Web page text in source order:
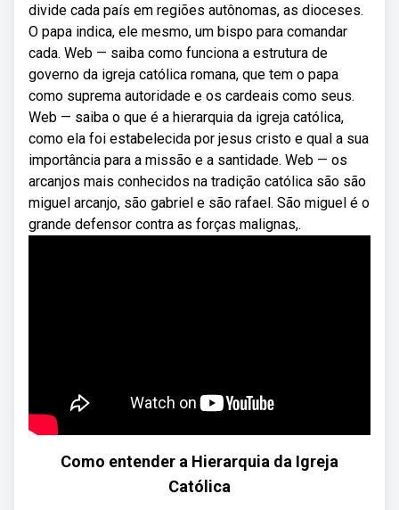
divide cada país em regiões autônomas, as dioceses.
O papa indica, ele mesmo, um bispo para comandar
cada. Web — saiba como funciona a estrutura de
governo da igreja católica romana, que tem o papa
como suprema autoridade e os cardeais como seus.
Web — saiba o que é a hierarquia da igreja católica,
como ela foi estabelecida por jesus cristo e qual a sua
importância para a missão e a santidade. Web — os
arcanjos mais conhecidos na tradição católica são são
miguel arcanjo, são gabriel e são rafael. São miguel é o
grande defensor contra as forças malignas,.
Como entender a Hierarquia da Igreja
Católica